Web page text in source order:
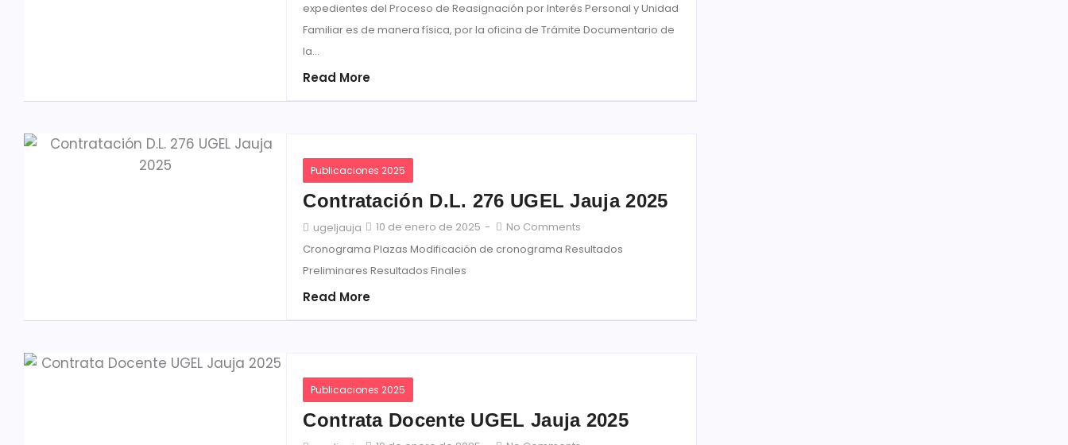
expedientes del Proceso de Reasignación por Interés Personal y Unidad
Familiar es de manera física, por la oficina de Trámite Documentario de
la...
Read More
Publicaciones 2025
Contratación D.L. 276 UGEL Jauja 2025
ugeljauja 10 de enero de 2025 -
No Comments
Cronograma Plazas Modificación de cronograma Resultados
Preliminares Resultados Finales
Read More
Publicaciones 2025
Contrata Docente UGEL Jauja 2025